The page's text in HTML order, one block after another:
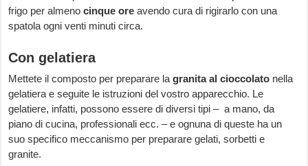
frigo per almeno cinque ore avendo cura di rigirarlo con una
spatola ogni venti minuti circa.
Con gelatiera
Mettete il composto per preparare lagranita al cioccolato nella
gelatiera e seguite le istruzioni del vostro apparecchio. Le
gelatiere, infatti, possono essere di diversi tipi – a mano, da
piano di cucina, professionali ecc. – e ognuna di queste ha un
suo specifico meccanismo per preparare gelati, sorbetti e
granite.